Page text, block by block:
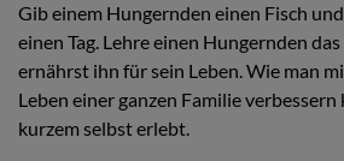
Gib einem Hungernden einen Fisch
einen Tag. Lehre einen Hungernden
ernährst ihn für sein Leben. Wie man
Leben einer ganzen Familie verbessern
kurzem selbst erlebt.